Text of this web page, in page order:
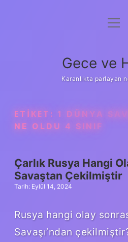
Anasayfa
Yasal
Gece ve
Karanlıkta parlayan
ETIKET: 1 DÜNYA
NE OLDU 4 SINIF
Çarlık Rusya Hangi
Savaştan Çekilmiştir
Tarih: Eylül 14, 2024
Rusya hangi olay
Savaşı’ndan